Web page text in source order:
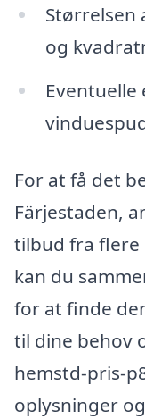
Størrelsen
og
Eventuelle
For at få det
Färjestaden,
tilbud fra flere
kan du
for at finde
til dine behov
hemstd-pris-
oplysninger